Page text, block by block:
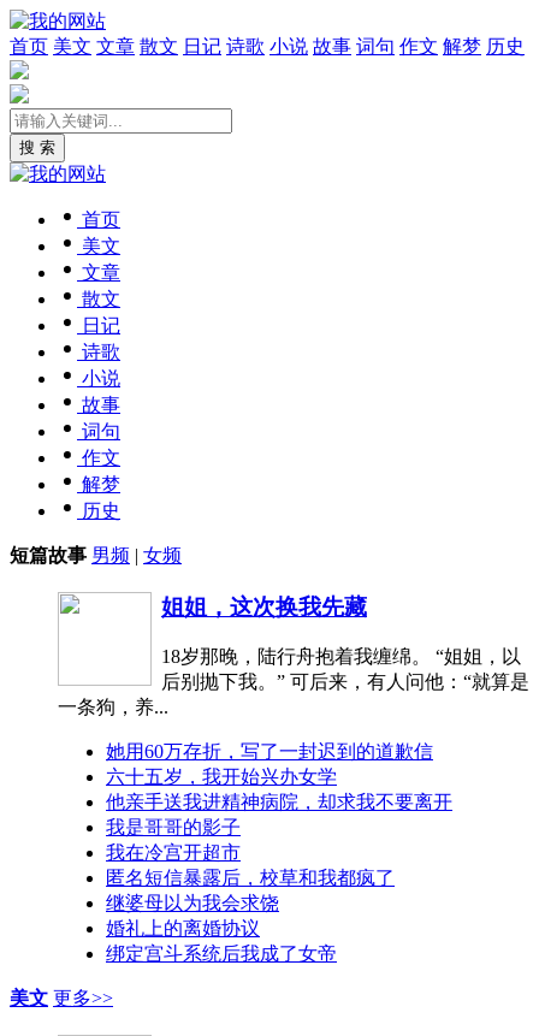
首页 美文 文章 散文 日记 诗歌 小说 故事 词句 作文 解梦 历史
搜 索
首页
美文
文章
散文
日记
诗歌
小说
故事
词句
作文
解梦
历史
短篇故事 男频 | 女频
姐姐，这次换我先藏
18岁那晚，陆行舟抱着我缠绵。 “姐姐，以
后别抛下我。” 可后来，有人问他：“就算是
一条狗，养...
她用60万存折，写了一封迟到的道歉信
六十五岁，我开始兴办女学
他亲手送我进精神病院，却求我不要离开
我是哥哥的影子
我在冷宫开超市
匿名短信暴露后，校草和我都疯了
继婆母以为我会求饶
婚礼上的离婚协议
绑定宫斗系统后我成了女帝
美文 更多>>